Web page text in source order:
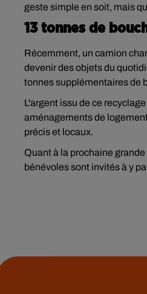
geste simple en soit, mais
13 tonnes de
Récemment, un camion
devenir des objets du
tonnes supplémentaires de
L'argent issu de ce
aménagements de
précis et locaux.
Quant à la prochaine
bénévoles sont invités à y